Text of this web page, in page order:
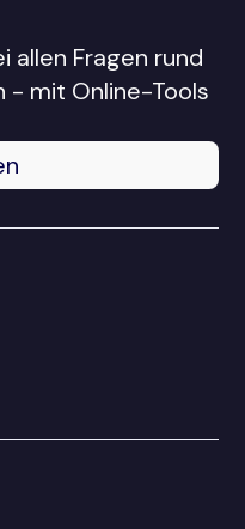
allen Fragen rund
- mit Online-Tools